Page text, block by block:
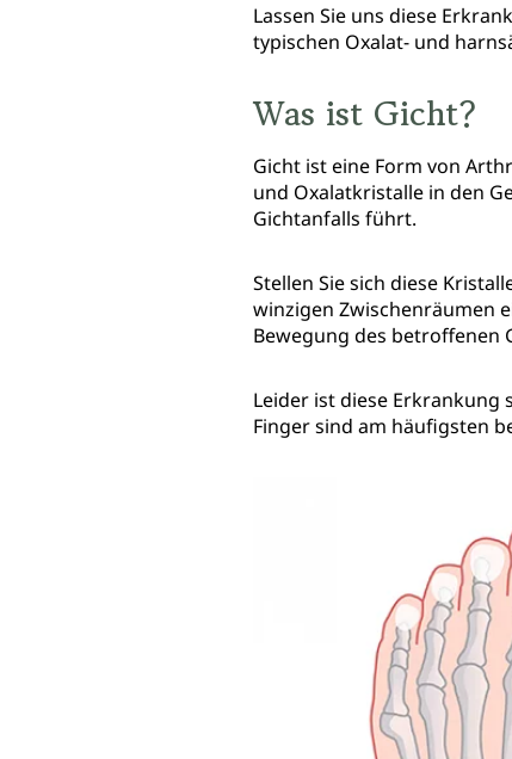
Lassen Sie uns diese
typischen Oxalat- und
Was ist Gicht?
Gicht ist eine Form von
und Oxalatkristalle in den
Gichtanfalls führt.
Stellen Sie sich diese
winzigen Zwischenräumen
Bewegung des betroffenen
Leider ist diese Erkrankung
Finger sind am häufigsten